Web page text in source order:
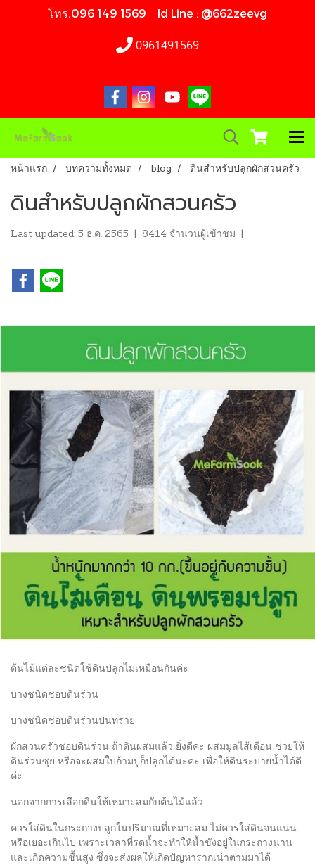
โทร.096 149 1569 Id Line : @662zeevg
0961491569
หน้าแรก บทความทั้งหมด blog ดินสำหรับปลูกผักสวนครัว
ดินสำหรับปลูกผักสวนครัว
Last updated: 5 ธ.ค. 2565 8414 จำนวนผู้เข้าชม
ต้นไม้แต่ละชนิดใช้ดินปลูกไม่เหมือนกันค่ะ
บางชนิดชอบดินร่วน
บางชนิดชอบดินร่วนปนทราย
ผักสวนครัวชอบดินร่วน ถ้าดินผสมแล้ว ยิ่งดีค่ะ ผสมมูลไส้เดือน ช่วยให้
ดินร่วนซุย หรือจะผสมใบก้ามปูก็ปลูกได้นะคะ เพื่อให้ดินระบายน้ำได้ดี
ค่ะ
นอกจากการเลือกดินให้เหมาะสมกับต้นไม้แล้ว
ควรใส่ดินในกระถางปลูกในปริมาณที่เหมาะสม ไม่ควรใส่ดินจนแน่น
หรือเยอะเกินไป เพราะเวลาที่รดน้ำจะทำให้น้ำขังอยู่ในกระถางนาน
และเกิดความชื้นสูง ซึ่งจะส่งผลให้เกิดปัญหารากเน่าตามมาได้